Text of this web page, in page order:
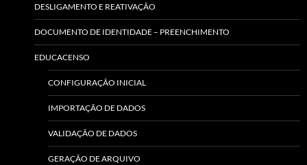
DESLIGAMENTO E REATIVAÇÃO
DOCUMENTO DE IDENTIDADE – PREENCHIMENTO
EDUCACENSO
CONFIGURAÇÃO INICIAL
IMPORTAÇÃO DE DADOS
VALIDAÇÃO DE DADOS
GERAÇÃO DE ARQUIVO